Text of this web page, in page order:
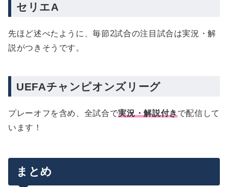
セリエA
先ほど述べたように、毎節2試合の注目試合は実況・解
説がつきそうです。
UEFAチャンピオンズリーグ
プレーオフを含め、全試合で実況・解説付きで配信して
います！
まとめ